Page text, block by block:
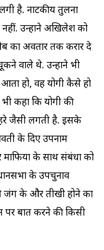
है. नाटकीय तुलना
नहीं. उन्होंने अखिलेश को
अवतार तक करार दे
वाले थे. उन्होंने भी
हो, वह योगी कैसे हो
कहा कि योगी की
जैसी लगती है. इसके
के दिए उपनाम
के साथ संबंधों को
के उपचुनाव
के और तीखी होने का
बात करने की किसी